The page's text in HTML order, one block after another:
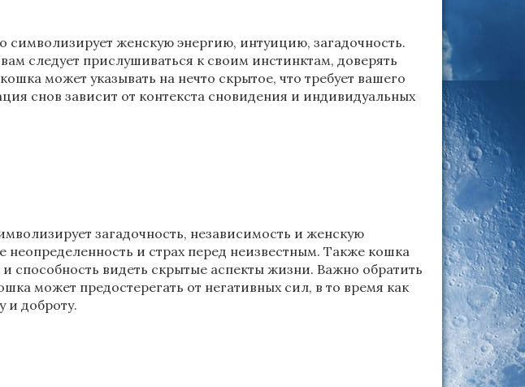
символизирует женскую энергию, интуицию, загадочность.
следует прислушиваться к своим инстинктам, доверять
может указывать на нечто скрытое, что требует вашего
снов зависит от контекста сновидения и индивидуальных
загадочность, независимость и женскую
и страх перед неизвестным. Также кошка
способность видеть скрытые аспекты жизни. Важно обратить
может предостерегать от негативных сил, в то время как
и доброту.